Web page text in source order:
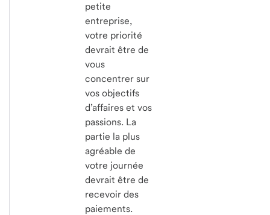
petite
entreprise,
votre priorité
devrait être de
vous
concentrer sur
vos objectifs
d’affaires et vos
passions. La
partie la plus
agréable de
votre journée
devrait être de
recevoir des
paiements.